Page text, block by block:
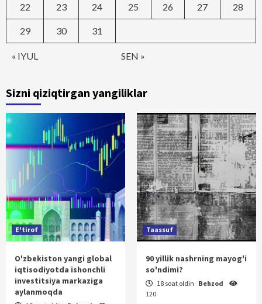
« IYUL SEN »
22 23 24 25 26 27 28
29 30 31
Sizni qiziqtirgan yangiliklar
E'tirof
O'zbekiston yangi global
iqtisodiyotda ishonchli
investitsiya markaziga
aylanmoqda
Taassuf
90 yillik nashrning mayog'i
so'ndimi?
18 soat oldin Behzod
120